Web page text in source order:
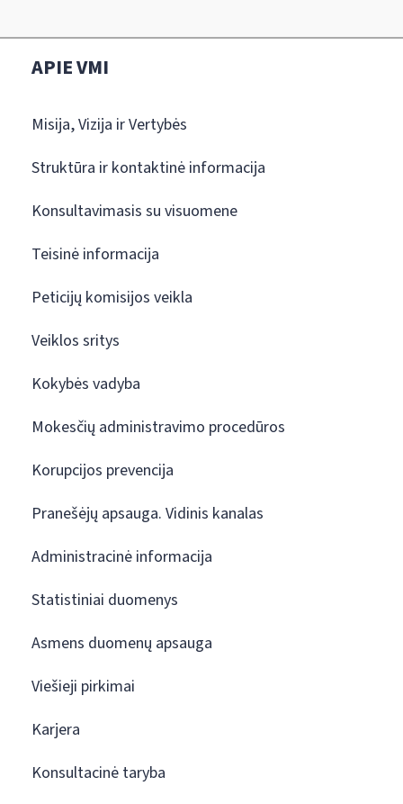
APIE VMI
Misija, Vizija ir Vertybės
Struktūra ir kontaktinė informacija
Konsultavimasis su visuomene
Teisinė informacija
Peticijų komisijos veikla
Veiklos sritys
Kokybės vadyba
Mokesčių administravimo procedūros
Korupcijos prevencija
Pranešėjų apsauga. Vidinis kanalas
Administracinė informacija
Statistiniai duomenys
Asmens duomenų apsauga
Viešieji pirkimai
Karjera
Konsultacinė taryba